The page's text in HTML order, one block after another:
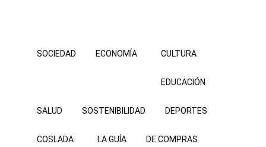
SOCIEDAD ECONOMÍA CULTURA
EDUCACIÓN
SALUD SOSTENIBILIDAD DEPORTES
COSLADA LA GUÍA DE COMPRAS